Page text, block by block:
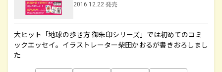
2016.12.22 発売
大ヒット「地球の歩き方 御朱印シリーズ」では初めてのコミ
ックエッセイ。イラストレーター柴田かおるが書きおろしまし
た